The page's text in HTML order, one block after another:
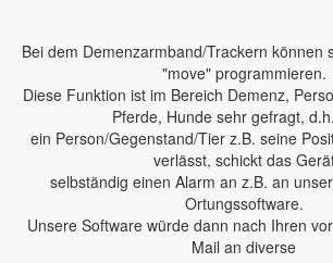
Bei dem Demenzarmband/Trackern können
"move" programmieren.
Diese Funktion ist im Bereich Demenz,
Pferde, Hunde sehr gefragt,
ein Person/Gegenstand/Tier z.B. seine
verlässt, schickt das
selbständig einen Alarm an z.B. an
Ortungssoftware.
Unsere Software würde dann nach Ihren
Mail an diverse